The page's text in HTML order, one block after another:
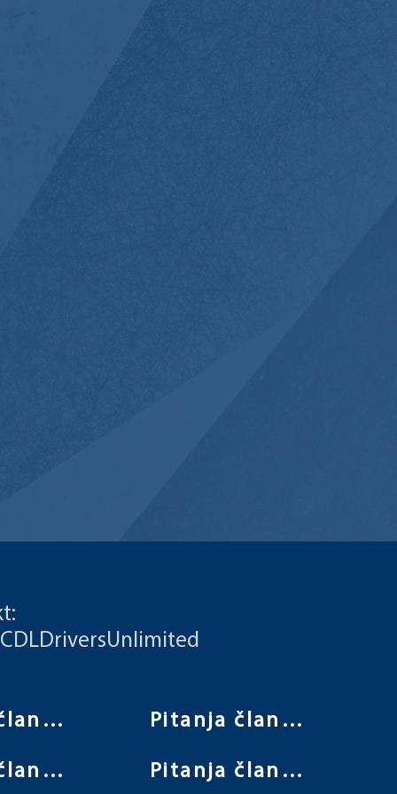
Pitanja člana Vijeća
Pitanja člana Vijeća
Pitanja člana Vijeća
Pitanja člana Vijeća